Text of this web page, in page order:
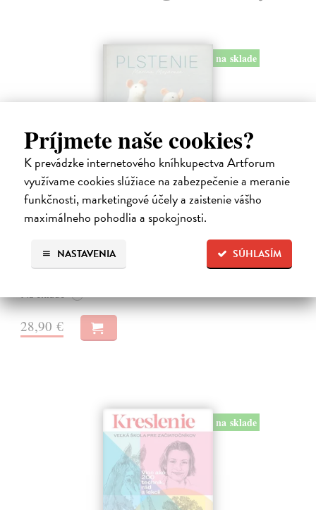
Príjmete naše cookies?
K prevádzke internetového kníhkupectva Artforum
využívame cookies slúžiace na zabezpečenie a meranie
funkčnosti, marketingové účely a zaistenie vášho
maximálneho pohodlia a spokojnosti.
SÚHLASÍM
NASTAVENIA
na sklade
Plstenie. Návody na celý rok
Masárová Marína | Kniha
vecičiek. Kniha obsahuje informácie o druhoch vlny a potrebných
pomôckach, taktiež podrobne popisuje základné techniky suchého
Na sklade ?
28,90 €
na sklade